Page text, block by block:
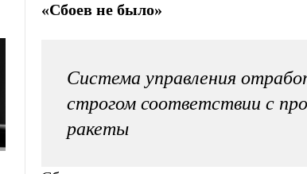
«Сбоев не было»
Cистема управления
строгом соответствии с
ракеты